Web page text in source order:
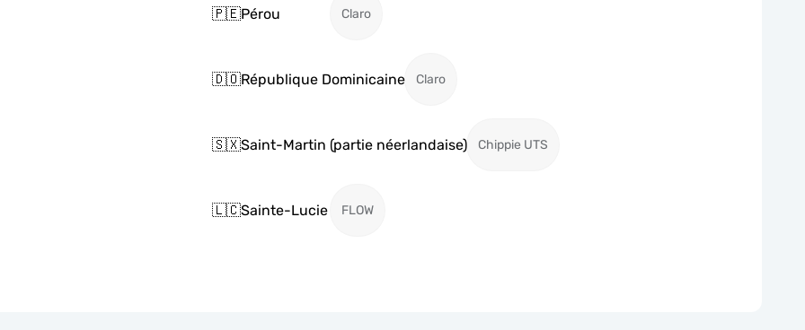
🇵🇪Pérou Claro
🇩🇴République Dominicaine Claro
🇸🇽Saint-Martin (partie néerlandaise) Chippie UTS
🇱🇨Sainte-Lucie FLOW